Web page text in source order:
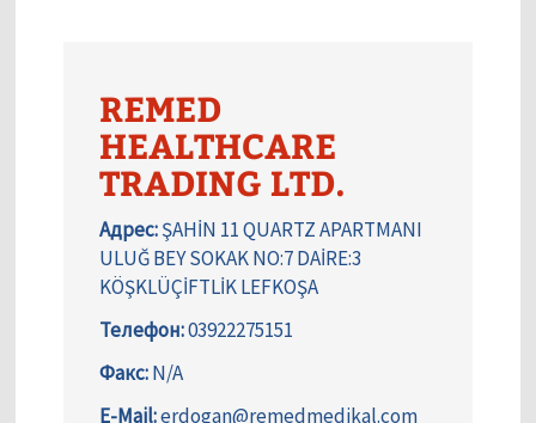
REMED
HEALTHCARE
TRADING LTD.
Адрес:ŞAHİN 11 QUARTZ APARTMANI
ULUĞ BEY SOKAK NO:7 DAİRE:3
KÖŞKLÜÇİFTLİK LEFKOŞA
Телефон:03922275151
Факс:N/A
E-Mail:erdogan@remedmedikal.com